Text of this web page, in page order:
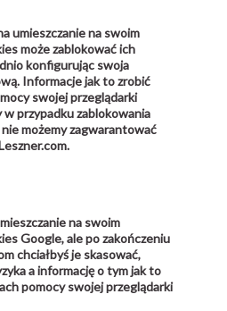
umieszczanie na swoim
może zablokować ich
konfigurując swoja
Informacje jak to zrobić
swojej przeglądarki
przypadku zablokowania
możemy zagwarantować
na swoim
Google, ale po zakończeniu
chciałbyś je skasować,
a informację o tym jak to
pomocy swojej przeglądarki